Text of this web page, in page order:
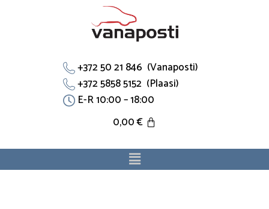
+372 50 21 846 (Vanaposti)
+372 5858 5152 (Plaasi)
E-R 10:00 – 18:00
0,00€
Menu